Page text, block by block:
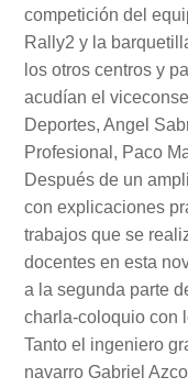
competición del
Rally2 y la
los otros centros y
acudían el
Deportes, Angel
Profesional, Paco
Después de un
con explicaciones
trabajos que se
docentes en esta
a la segunda parte
charla-coloquio con
Tanto el ingeniero
navarro Gabriel